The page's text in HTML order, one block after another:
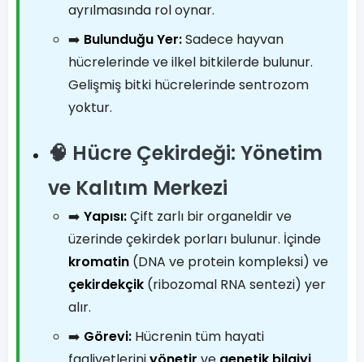
ayrılmasında rol oynar.
➡️ Bulunduğu Yer:Sadece hayvan
hücrelerinde ve ilkel bitkilerde bulunur.
Gelişmiş bitki hücrelerinde sentrozom
yoktur.
🧠 Hücre Çekirdeği: Yönetim
ve Kalıtım Merkezi
➡️ Yapısı:Çift zarlı bir organeldir ve
üzerinde çekirdek porları bulunur. İçinde
kromatin (DNA ve protein kompleksi) ve
çekirdekçik (ribozomal RNA sentezi) yer
alır.
➡️ Görevi: Hücrenin tüm hayati